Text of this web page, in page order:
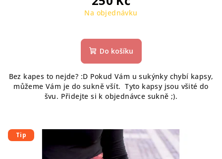
Na objednávku
Do košíku
Bez kapes to nejde? :D Pokud Vám u sukýnky chybí kapsy,
můžeme Vám je do sukně všít. Tyto kapsy jsou všité do
švu. Přidejte si k objednávce sukně ;).
Tip